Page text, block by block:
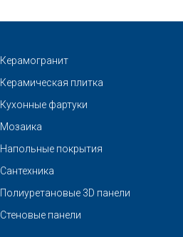
Керамогранит
Керамическая плитка
Кухонные фартуки
Мозаика
Напольные покрытия
Сантехника
Полиуретановые 3D панели
Стеновые панели